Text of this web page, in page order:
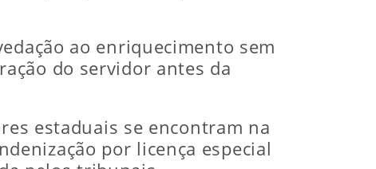
ao enriquecimento sem
do servidor antes da
estaduais se encontram na
por licença especial